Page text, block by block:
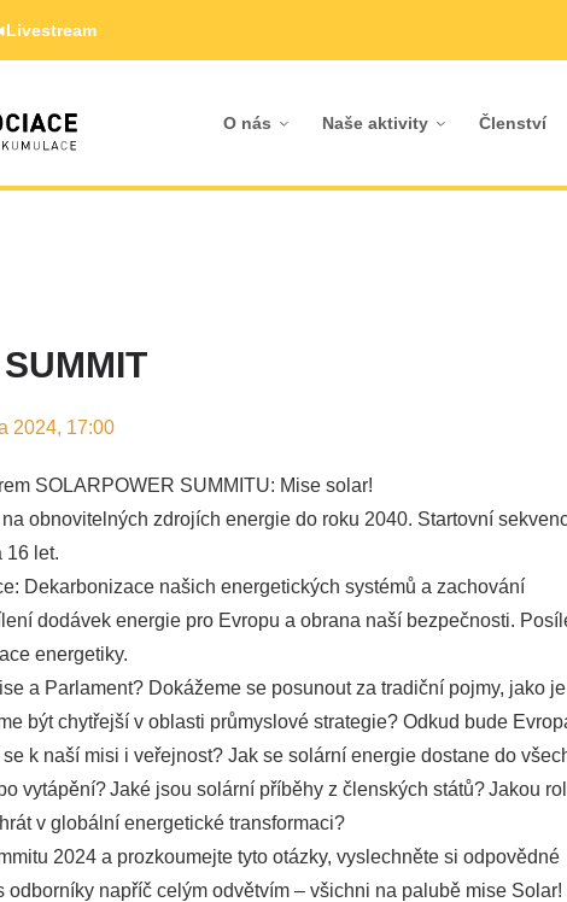
Livestream
O nás Naše aktivity Členství
2024, 17:00
SOLARPOWER SUMMITU: Mise solar!
obnovitelných zdrojích energie do roku 2040. Startovní
16 let.
Dekarbonizace našich energetických systémů a zachování
dodávek energie pro Evropu a obrana naší bezpečnosti.
energetiky.
a Parlament? Dokážeme se posunout za tradiční pojmy, jako je
být chytřejší v oblasti průmyslové strategie? Odkud bude
k naší misi i veřejnost? Jak se solární energie dostane do
vytápění? Jaké jsou solární příběhy z členských států? Jakou
v globální energetické transformaci?
2024 a prozkoumejte tyto otázky, vyslechněte si odpovědné
odborníky napříč celým odvětvím – všichni na palubě mise Solar!